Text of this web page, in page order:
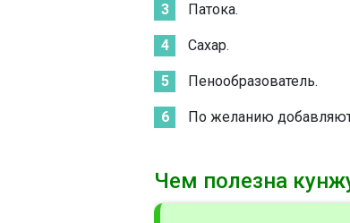
Патока.
Сахар.
Пенообразователь.
По желанию
Чем полезна